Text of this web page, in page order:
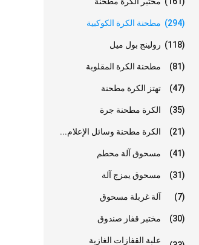
مطحنة الكرة الكوكبية (294)
رولينج بول ميل (118)
مطحنة الكرة المقلوبة (81)
تهتز الكرة مطحنة (47)
الكرة مطحنة جرة (35)
الكرة مطحنة وسائل الإعلام... (21)
مسحوق آلة محطم (41)
مسحوق يمزج آلة (31)
آلة غربلة مسحوق (7)
مختبر قفاز صندوق (30)
علبة القفازات الغازية